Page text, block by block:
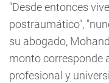
"Desde entonces
postraumático",
su abogado,
monto corresponde
profesional y